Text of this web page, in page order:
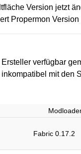
Version jetzt
Propermon
verfügbar
mit den
Fabric 0.17.2